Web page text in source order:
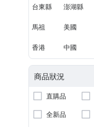
台東縣 澎湖縣
馬祖 美國
香港 中國
商品狀況
直購品
全新品